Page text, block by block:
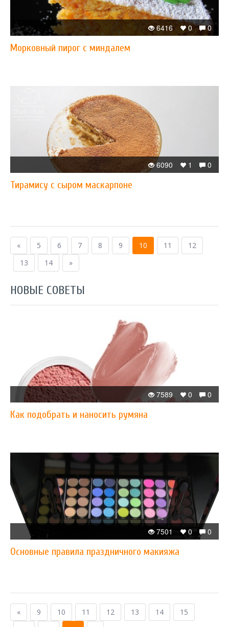
0
0
6416
Морковный пирог с миндалем
0
1
6090
Тирамису с сыром маскарпоне
« 5 6 7 8 9 10 11
12
13
14 »
НОВЫЕ СОВЕТЫ
0
0
7589
Как подобрать и наносить румяна
0
0
7501
Основные правила праздничного макияжа
« 9 10 11 12 13 14
15